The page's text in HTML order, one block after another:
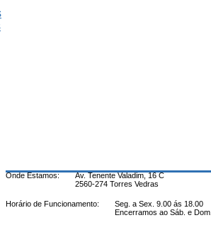
Onde Estamos:
Av. Tenente Valadim, 16 C
2560-274 Torres Vedras
Horário de Funcionamento:
Seg. a Sex. 9.00 ás 18.00
Encerramos ao Sáb. e Dom.